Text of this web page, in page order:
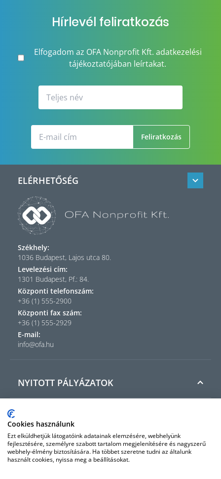
Hírlevél feliratkozás
Elfogadom az OFA Nonprofit Kft. adatkezelési
tájékoztatójában leírtakat.
Feliratkozás
ELÉRHETŐSÉG
Székhely:
1036 Budapest, Lajos utca 80.
Levelezési cím:
1301 Budapest, Pf.: 84.
Központi telefonszám:
+36 (1) 555-2900
Központi fax szám:
+36 (1) 555-2929
E-mail:
info@ofa.hu
NYITOTT PÁLYÁZATOK
INFORMÁCIÓ
MENÜPONTOK
Cookies használunk
Ezt elküldhetjük látogatóink adatainak elemzésére, webhelyünk
fejlesztésére, személyre szabott tartalom megjelenítésére és nagyszerű
webhely-élmény biztosítására. Ha többet szeretne tudni az általunk
használt cookies, nyissa meg a beállításokat.